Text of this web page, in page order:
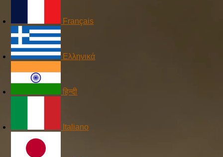
Français
Ελληνικά
हिन्दी
Italiano